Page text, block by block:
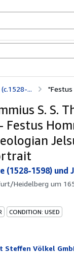
... "Festus
S. S.
Festus
(1528-1598) und
Heidelberg um
CONDITION: USED
Steffen Völkel